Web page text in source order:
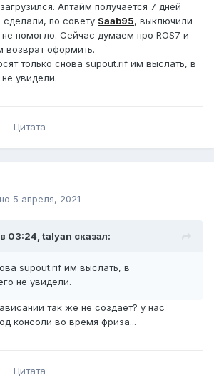
Аптайм получается 7 дней
по совету Saab95, выключили
помогло. Сейчас думаем про ROS7 и
возврат оформить.
только снова supout.rif им выслать, в
увидели.
Цитата
5 апреля, 2021
03:24, talyan сказал:
supout.rif им выслать, в
не увидели.
так же не создает? у нас
консоли во время фриза...
Цитата